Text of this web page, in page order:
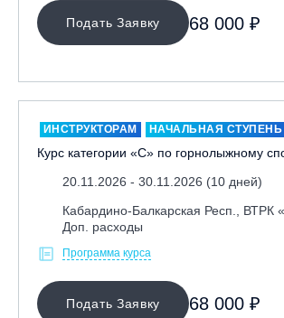
Подать Заявку 68 000 ₽
ИНСТРУКТОРАМ НАЧАЛЬНАЯ СТУПЕНЬ
Курс категории «С» по горнолыжному
20.11.2026 - 30.11.2026 (10 дней)
Кабардино-Балкарская Респ., ВТРК
Доп. расходы
Программа курса
Подать Заявку 68 000 ₽